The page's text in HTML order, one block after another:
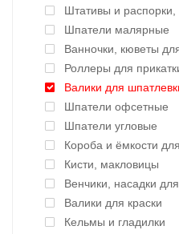
Штативы и
Шпатели малярные
Ванночки, кюветы
Роллеры для
Валики для
Шпатели офсетные
Шпатели угловые
Короба и ёмкости
Кисти, макловицы
Венчики, насадки
Валики для краски
Кельмы и гладилки